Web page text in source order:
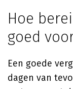
Hoe
goed
Een goede
dagen van